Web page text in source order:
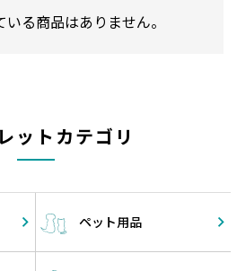
る商品はありません。
ットカテゴリ
ペット用品